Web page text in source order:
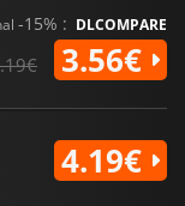
-15% : DLCOMPARE
3.56€
4.19€